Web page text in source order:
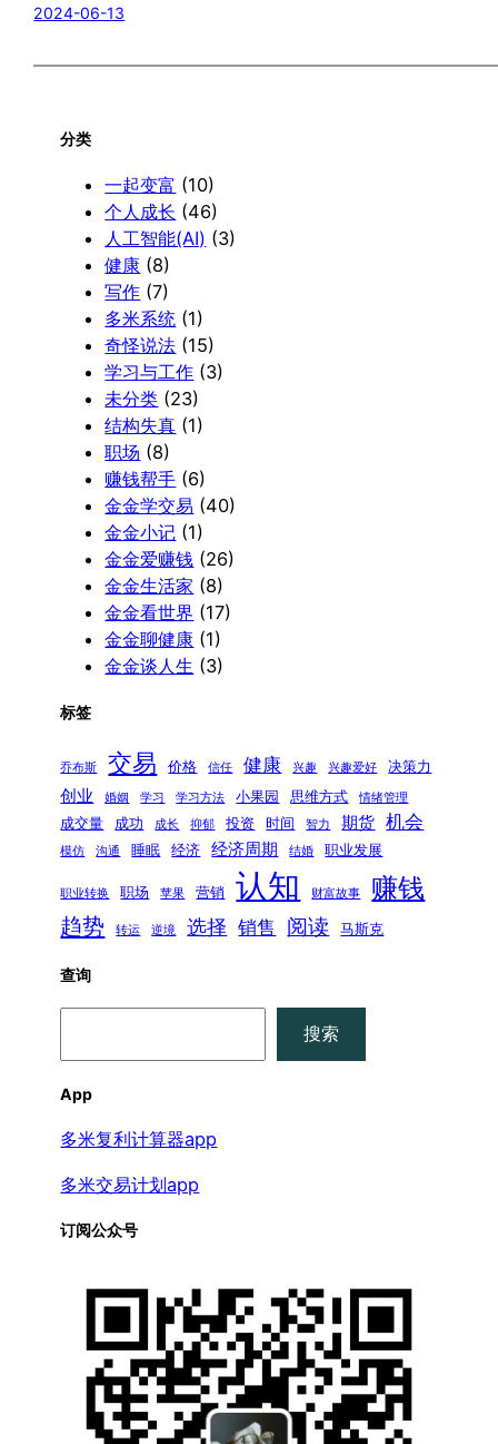
2024-06-13
分类
一起变富 (10)
个人成长 (46)
人工智能(AI) (3)
健康 (8)
写作 (7)
多米系统 (1)
奇怪说法 (15)
学习与工作 (3)
未分类 (23)
结构失真 (1)
职场 (8)
赚钱帮手 (6)
金金学交易 (40)
金金小记 (1)
金金爱赚钱 (26)
金金生活家 (8)
金金看世界 (17)
金金聊健康 (1)
金金谈人生 (3)
标签
乔布斯 交易 价格 信任 健康 兴趣 兴趣爱好 决策力
创业 婚姻 学习 学习方法 小果园 思维方式 情绪管理
成交量 成功 成长 抑郁 投资 时间 智力 期货 机会
模仿 沟通 睡眠 经济 经济周期 结婚 职业发展
职业转换 职场 苹果 营销 认知 财富故事 赚钱
趋势 转运 逆境 选择 销售 阅读 马斯克
查询
搜索
App
多米复利计算器app
多米交易计划app
订阅公众号